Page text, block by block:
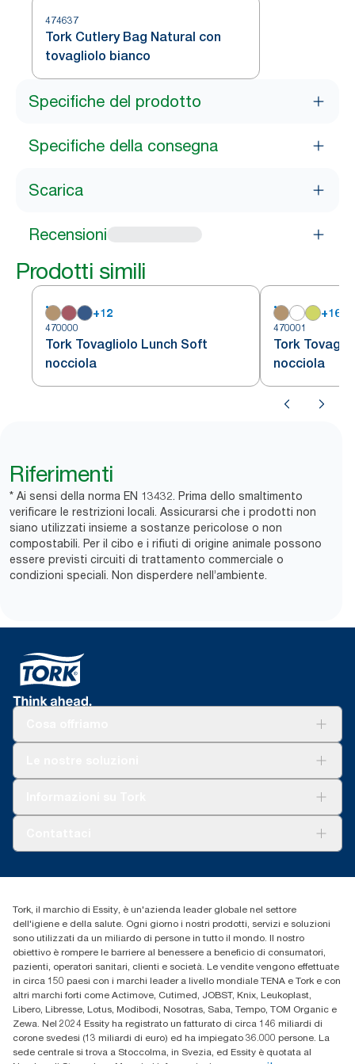
474637
Tork Cutlery Bag Natural con
tovagliolo bianco
Specifiche del prodotto
Specifiche della consegna
Scarica
Recensioni
Prodotti simili
+12
470000
Tork Tovagliolo Lunch Soft
nocciola
+16
470001
Tork
nocciola
Riferimenti
* Ai sensi della norma EN 13432. Prima dello smaltimento
verificare le restrizioni locali. Assicurarsi che i prodotti non
siano utilizzati insieme a sostanze pericolose o non
compostabili. Per il cibo e i rifiuti di origine animale possono
essere previsti ​circuiti di trattamento commerciale o
condizioni speciali. Non disperdere nell’ambiente.
+39 0331 443896
Tork, il marchio di Essity, è un'azienda leader globale nel settore
dell'igiene e della salute. Ogni giorno i nostri prodotti, servizi e soluzioni
sono utilizzati da un miliardo di persone in tutto il mondo. Il nostro
obiettivo è rompere le barriere al benessere a beneficio di consumatori,
pazienti, operatori sanitari, clienti e società. Le vendite vengono effettuate
in circa 150 paesi con i marchi leader a livello mondiale TENA e Tork e con
altri marchi forti come Actimove, Cutimed, JOBST, Knix, Leukoplast,
Libero, Libresse, Lotus, Modibodi, Nosotras, Saba, Tempo, TOM Organic e
Zewa. Nel 2024 Essity ha registrato un fatturato di circa 146 miliardi di
corone svedesi (13 miliardi di euro) ed ha impiegato 36.000 persone. La
sede centrale si trova a Stoccolma, in Svezia, ed Essity è quotata al